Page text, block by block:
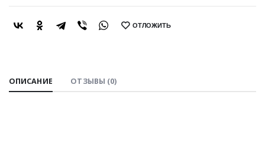
SHARE: ОТЛОЖИТЬ
ОПИСАНИЕ ОТЗЫВЫ (0)